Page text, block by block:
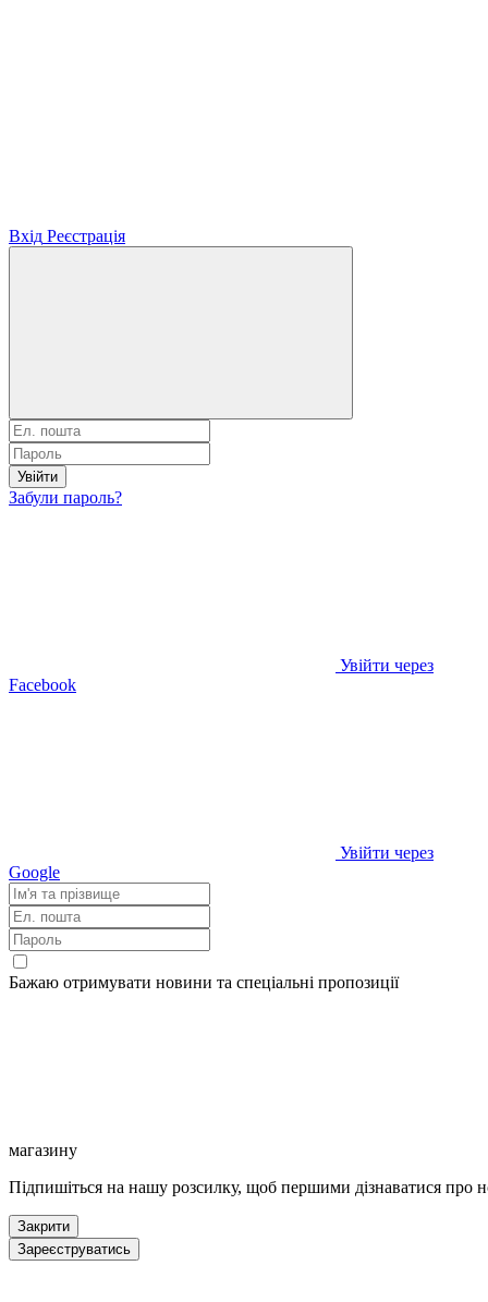
Вхід Реєстрація
Увійти
Забули пароль?
Увійти через
Facebook
Увійти через
Google
Бажаю отримувати новини та спеціальні пропозиції
магазину
Підпишіться на нашу розсилку, щоб першими дізнаватися про
Закрити
Зареєструватись